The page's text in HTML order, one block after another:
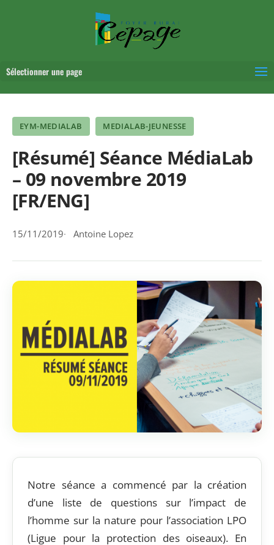
Sélectionner une page
EYM-MEDIALAB MEDIALAB-JEUNESSE
[Résumé] Séance MédiaLab
– 09 novembre 2019
[FR/ENG]
15/11/2019 Antoine Lopez
Notre séance a commencé par la création
d’une liste de questions sur l’impact de
l’homme sur la nature pour l’association LPO
(Ligue pour la protection des oiseaux). En